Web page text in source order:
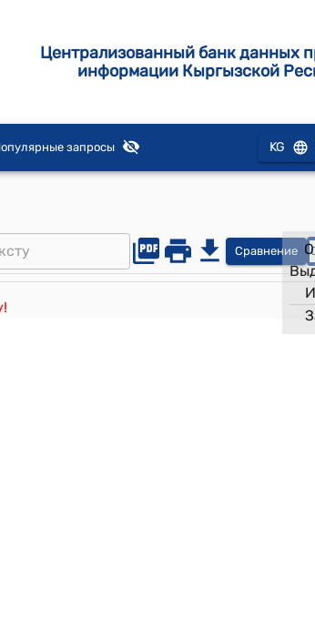
Централизованный банк данных
информации Кыргызской
запросы KG
Сравнение